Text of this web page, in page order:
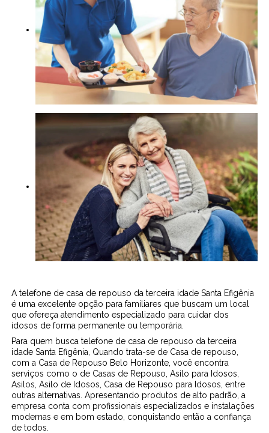
A telefone de casa de repouso da terceira idade Santa Efigênia
é uma excelente opção para familiares que buscam um local
que ofereça atendimento especializado para cuidar dos
idosos de forma permanente ou temporária.
Para quem busca telefone de casa de repouso da terceira
idade Santa Efigênia, Quando trata-se de Casa de repouso,
com a Casa de Repouso Belo Horizonte, você encontra
serviços como o de Casas de Repouso, Asilo para Idosos,
Asilos, Asilo de Idosos, Casa de Repouso para Idosos, entre
outras alternativas. Apresentando produtos de alto padrão, a
empresa conta com profissionais especializados e instalações
modernas e em bom estado, conquistando então a confiança
de todos.